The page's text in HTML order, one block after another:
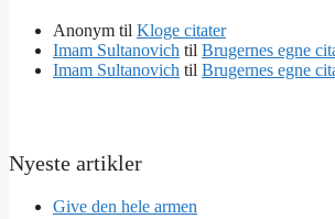
Anonym til Kloge citater
Imam Sultanovich til Brugernes egne
Imam Sultanovich til Brugernes egne
Nyeste artikler
Give den hele armen